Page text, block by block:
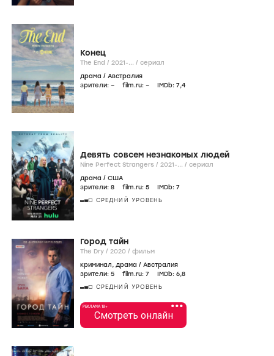
Конец
The End / 2021-... / сериал
драма / Австралия
зрители: – film.ru: – IMDb: 7,4
Девять совсем незнакомых людей
Nine Perfect Strangers / 2021-... / сериал
драма / США
зрители: 8 film.ru: 5 IMDb: 7
СРЕДНИЙ УРОВЕНЬ
Город тайн
The Dry / 2020 / фильм
криминал, драма / Австралия
зрители: 5 film.ru: 7 IMDb: 6,8
СРЕДНИЙ УРОВЕНЬ
•••
РЕКЛАМА 18+
Смотреть онлайн